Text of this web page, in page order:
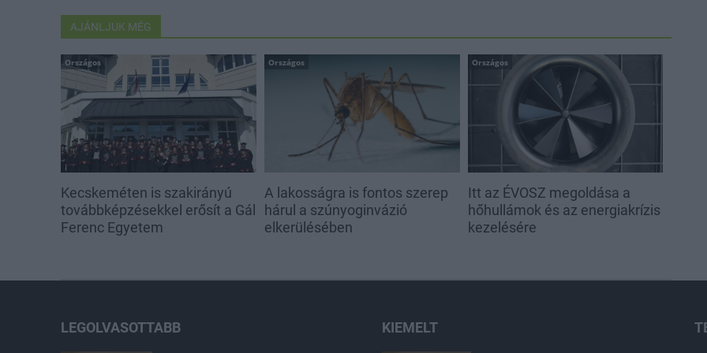
AJÁNLJUK MÉG
Országos
Kecskeméten is szakirányú
továbbképzésekkel erősít a Gál
Ferenc Egyetem
Országos
A lakosságra is fontos szerep
hárul a szúnyoginvázió
elkerülésében
Országos
Itt az ÉVOSZ megoldása a
hőhullámok és az energiakrízis
kezelésére
LEGOLVASOTTABB KIEMELT